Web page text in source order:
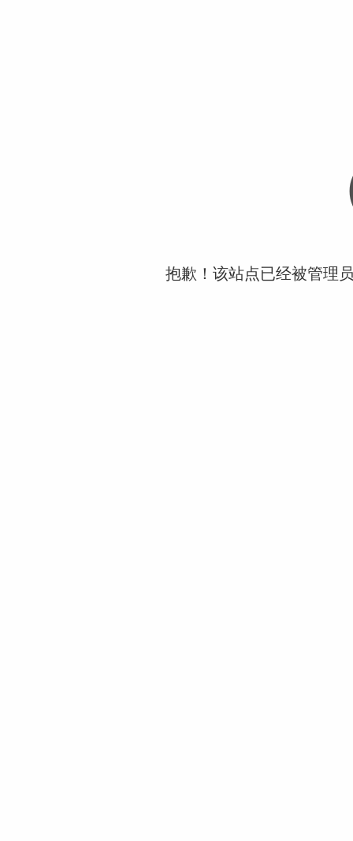
抱歉！该站点已经被管理